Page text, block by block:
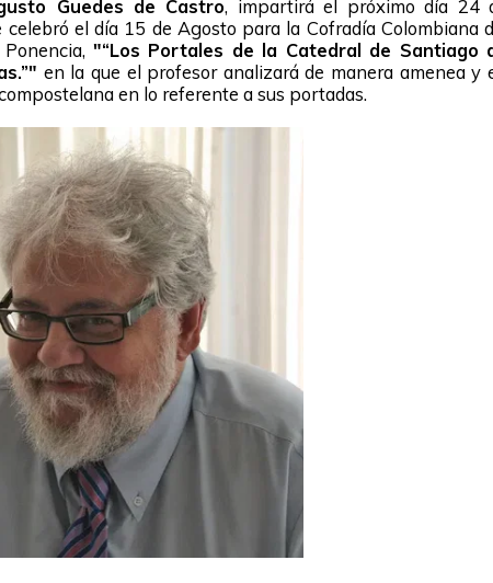
Guedes de Castro, impartirá el próximo día 24
el día 15 de Agosto para la Cofradía Colombiana
"“Los Portales de la Catedral de Santiago
en la que el profesor analizará de manera amenea y
en lo referente a sus portadas.